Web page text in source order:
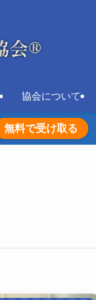
協会について
無料で受け取る